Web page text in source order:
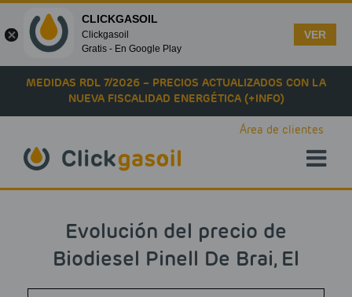
Skip to main content
MEDIDAS RDL 7/2026 – PRECIOS ACTUALIZADOS CON LA
NUEVA FISCALIDAD ENERGÉTICA (+INFO)
Área de clientes
Evolución del precio de
Biodiesel Pinell De Brai, El
CLICKGASOIL
Clickgasoil
Gratis - En Google Play
VER